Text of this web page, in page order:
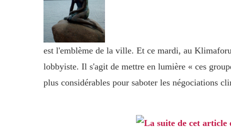
est l'emblème de la ville. Et ce mardi, au
lobbyiste. Il s'agit de mettre en lumière « ces
plus considérables pour saboter les négociations
La suite de cet article